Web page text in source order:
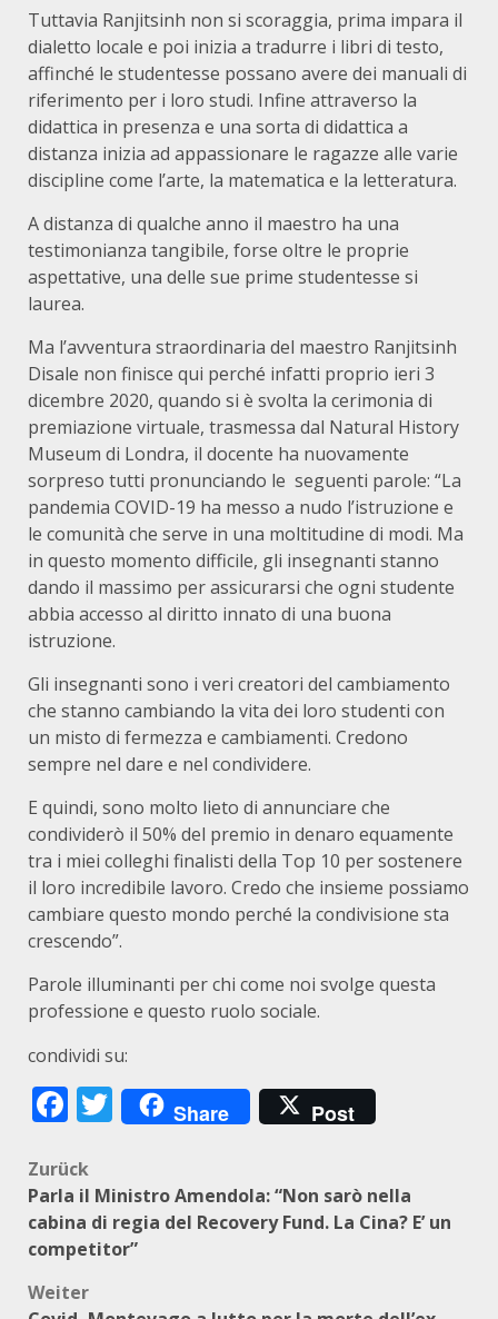
Tuttavia Ranjitsinh non si scoraggia, prima impara il
dialetto locale e poi inizia a tradurre i libri di testo,
affinché le studentesse possano avere dei manuali di
riferimento per i loro studi. Infine attraverso la
didattica in presenza e una sorta di didattica a
distanza inizia ad appassionare le ragazze alle varie
discipline come l’arte, la matematica e la letteratura.
A distanza di qualche anno il maestro ha una
testimonianza tangibile, forse oltre le proprie
aspettative, una delle sue prime studentesse si
laurea.
Ma l’avventura straordinaria del maestro Ranjitsinh
Disale non finisce qui perché infatti proprio ieri 3
dicembre 2020, quando si è svolta la cerimonia di
premiazione virtuale, trasmessa dal Natural History
Museum di Londra, il docente ha nuovamente
sorpreso tutti pronunciando le seguenti parole: “La
pandemia COVID-19 ha messo a nudo l’istruzione e
le comunità che serve in una moltitudine di modi. Ma
in questo momento difficile, gli insegnanti stanno
dando il massimo per assicurarsi che ogni studente
abbia accesso al diritto innato di una buona
istruzione.
Gli insegnanti sono i veri creatori del cambiamento
che stanno cambiando la vita dei loro studenti con
un misto di fermezza e cambiamenti. Credono
sempre nel dare e nel condividere.
E quindi, sono molto lieto di annunciare che
condividerò il 50% del premio in denaro equamente
tra i miei colleghi finalisti della Top 10 per sostenere
il loro incredibile lavoro. Credo che insieme possiamo
cambiare questo mondo perché la condivisione sta
crescendo”.
Parole illuminanti per chi come noi svolge questa
professione e questo ruolo sociale.
condividi su:
Facebook
Twitter
Share Post
Beitragsnavigation
Zurück
Parla il Ministro Amendola: “Non sarò nella
cabina di regia del Recovery Fund. La Cina? E’ un
competitor”
Weiter